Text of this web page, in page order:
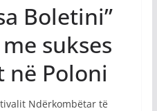
Boletini”
sukses
në Poloni
Ndërkombëtar të